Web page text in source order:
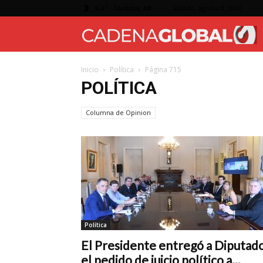
Inicio Política Página 715
POLÍTICA
Columna de Opinion
Política
El Presidente entregó a
el pedido de juicio político a...